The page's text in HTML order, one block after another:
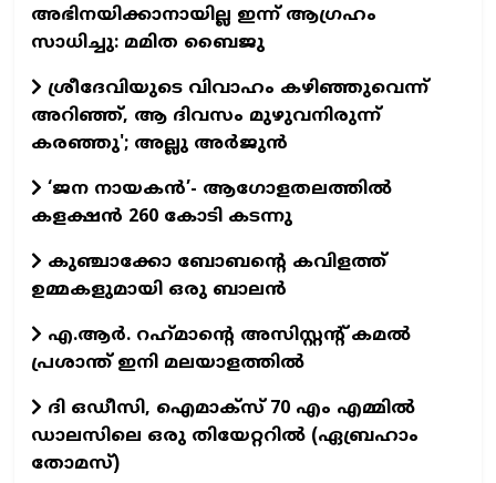
അഭിനയിക്കാനായില്ല ഇന്ന് ആഗ്രഹം
സാധിച്ചു: മമിത ബൈജു
ശ്രീദേവിയുടെ വിവാഹം കഴിഞ്ഞുവെന്ന്
അറിഞ്ഞ്, ആ ദിവസം മുഴുവനിരുന്ന്
കരഞ്ഞു'; അല്ലു അര്‍ജുന്‍
‘ജന നായകൻ’- ആഗോളതലത്തിൽ
കളക്ഷൻ 260 കോടി കടന്നു
കുഞ്ചാക്കോ ബോബന്റെ കവിളത്ത്
ഉമ്മകളുമായി ഒരു ബാലന്‍
എ.ആര്‍. റഹ്‌മാന്റെ അസിസ്റ്റന്റ് കമല്‍
പ്രശാന്ത് ഇനി മലയാളത്തില്‍
ദി ഒഡീസി, ഐമാക്സ് 70 എം എമ്മിൽ
ഡാലസിലെ ഒരു തിയേറ്ററിൽ (ഏബ്രഹാം
തോമസ്)